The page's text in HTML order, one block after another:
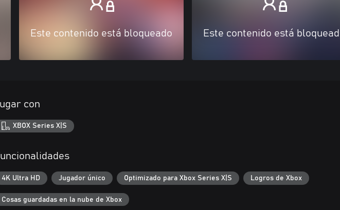
Este contenido está bloqueado Este contenido está
con
XBOX Series X|S
4K Ultra HD Jugador único Optimizado para Xbox Series X|S Logros de Xbox
Cosas guardadas en la nube de Xbox